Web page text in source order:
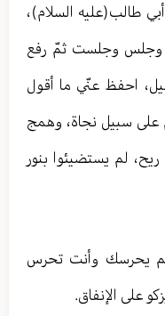
طالب(عليه السلام)،
وجلس وجلست ثمّ رفع
احفظ عنّي ما أقول
على سبيل نجاة، وهمج
لم يستضيئوا بنور
يحرسك وأنت تحرس
على الإنفاق.